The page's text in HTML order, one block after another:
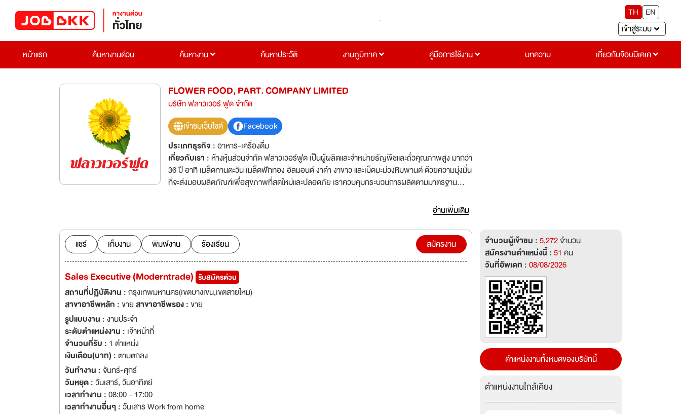
TH
EN
เข้าสู่ระบบ
หน้าแรก
ค้นหางานด่วน ค้นหางาน ค้นหาประวัติ งานภูมิภาค คู่มือการใช้งาน บทความ เกี่ยวกับจ๊อบบีเคเค
FLOWER FOOD, PART. COMPANY LIMITED
บริษัท ฟลาวเวอร์ ฟูด จำกัด
เข้าชมเว็บไซต์
Facebook
ประเภทธุรกิจ :อาหาร-เครื่องดื่ม
เกี่ยวกับเรา :ห้างหุ้นส่วนจำกัด ฟลาวเวอร์ฟูด เป็นผู้ผลิตและจำหน่ายธัญพืชและถั่วคุณภาพสูง มากว่า
36 ปี อาทิ เมล็ดทานตะวัน เมล็ดฟักทอง อัลมอนด์ งาดำ งาขาว และเม็ดมะม่วงหิมพานต์ ด้วยความมุ่งมั่น
ที่จะส่งมอบผลิตภัณฑ์เพื่อสุขภาพที่สดใหม่และปลอดภัย เราควบคุมกระบวนการผลิตตามมาตรฐาน
สัญญา (Contract Farming) และส่งเสริมการใช้พลังงานทดแทนเพื่อลดผลกระทบต่อสิ่งแวดล้อม ด้วย
แนวคิดการพัฒนาที่ยั่งยืนและความใส่ใจในสุขภาพของผู้บริโภค Flower Food มุ่งมั่นที่จะเป็นส่วนหนึ่งใน
ชีวิตประจำวันของคุณ โดยนำเสนอผลิตภัณฑ์ที่เหมาะสำหรับทุกคน ไม่ว่าจะเป็นผู้ประกอบการใน
อุตสาหกรรมอาหาร หรือผู้บริโภคที่รักสุขภาพ
อ่านเพิ่มเติม
แชร์ เก็บงาน พิมพ์งาน ร้องเรียน สมัครงาน
Sales Executive (Moderntrade) รับสมัครด่วน
สถานที่ปฏิบัติงาน :กรุงเทพมหานคร(เขตบางเขน,เขตสายไหม)
สาขาอาชีพหลัก :ขายสาขาอาชีพรอง :ขาย
รูปแบบงาน :งานประจำ
ระดับตำแหน่งงาน : เจ้าหน้าที่
จำนวนที่รับ : 1 ตำแหน่ง
เงินเดือน(บาท) :ตามตกลง
วันทำงาน : จันทร์-ศุกร์
วันหยุด :วันเสาร์,วันอาทิตย์
เวลาทำงาน :08:00 - 17:00
เวลาทำงานอื่นๆ :วันเสาร Work from home
จำนวนผู้เข้าชม :5,272จำนวน
สมัครงานตำแหน่งนี้ :51 คน
วันที่อัพเดท :08/08/2026
ตำแหน่งงานทั้งหมดของบริษัทนี้
ตำแหน่งงานใกล้เคียง